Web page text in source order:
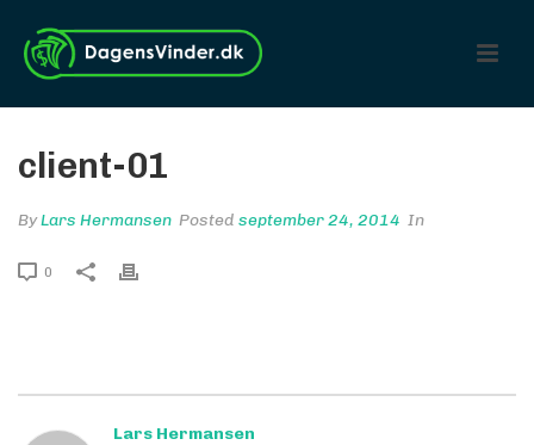
client-01
ByLars Hermansen Posted september 24, 2014 In
0
Lars Hermansen